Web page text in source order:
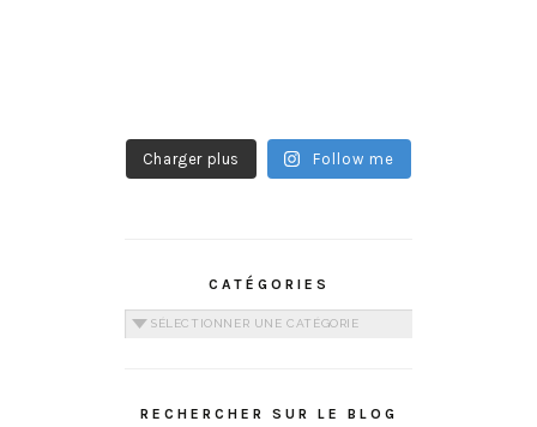
Charger plus Follow me
CATÉGORIES
Catégories
RECHERCHER SUR LE BLOG